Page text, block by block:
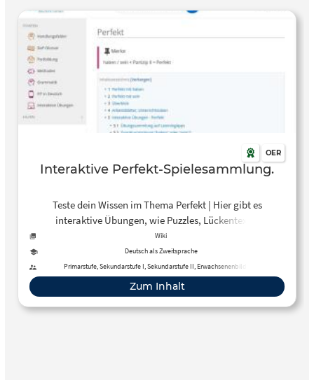
OER
Interaktive Perfekt-Spielesammlung.
Teste dein Wissen im Thema Perfekt | Hier gibt es
interaktive Übungen, wie Puzzles, Lückentexte,
Zuordnungsübungen mit HABEN und SEIN und sogar eine
Schreibaufgabe zum Tagesablauf
Wiki
Deutsch als Zweitsprache
Primarstufe, Sekundarstufe I, Sekundarstufe II, Erwachsenenbildung
Zum Inhalt